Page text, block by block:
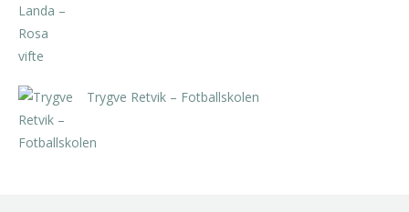
Trygve Retvik – Fotballskolen